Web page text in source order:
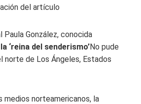
del artículo
Paula González, conocida
la ‘reina del senderismo’No pude
norte de Los Ángeles, Estados
medios norteamericanos, la